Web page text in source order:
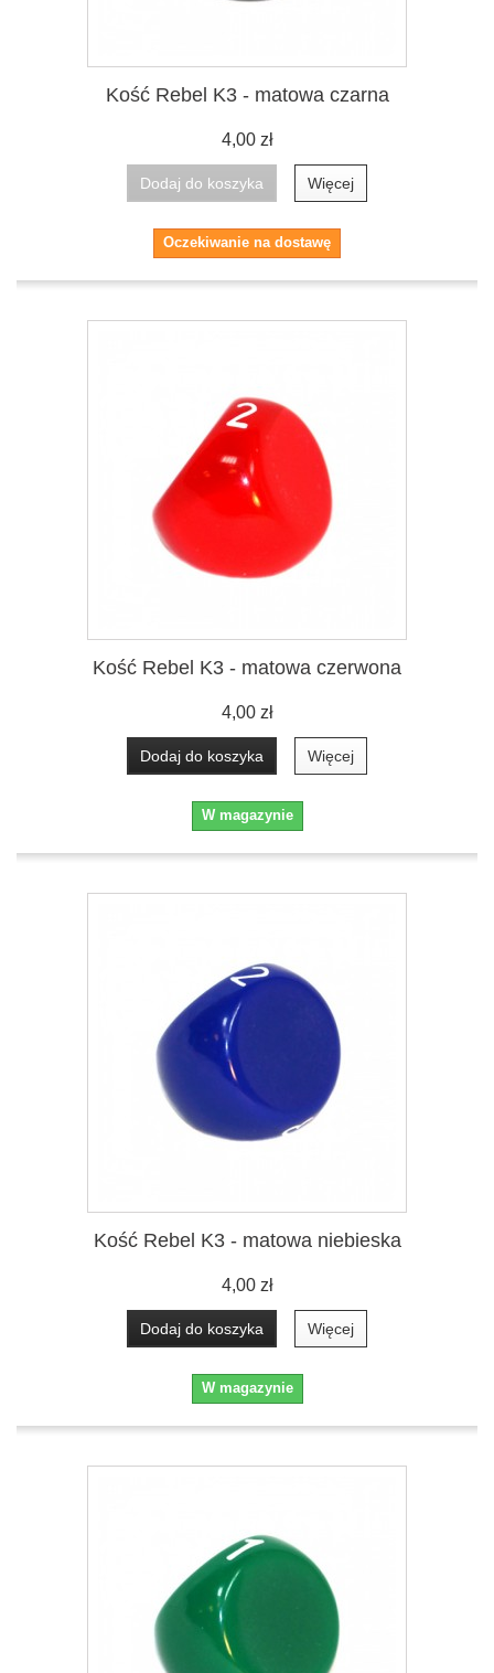
Kość Rebel K3 - matowa czarna
4,00 zł
Dodaj do koszyka Więcej
Oczekiwanie na dostawę
Kość Rebel K3 - matowa czerwona
4,00 zł
Dodaj do koszyka Więcej
W magazynie
Kość Rebel K3 - matowa niebieska
4,00 zł
Dodaj do koszyka Więcej
W magazynie